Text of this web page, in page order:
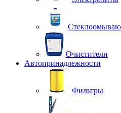
Очистители
Автопринадлежности
Фильтры